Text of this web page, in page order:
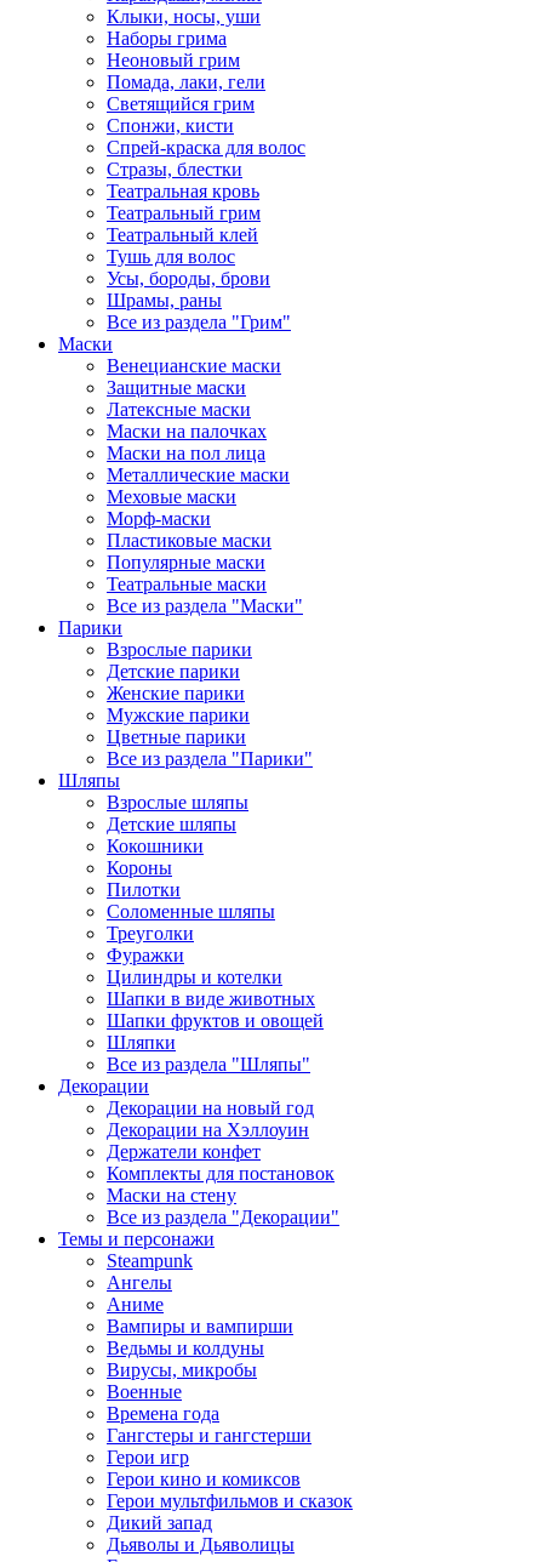
Клыки, носы, уши
Наборы грима
Неоновый грим
Помада, лаки, гели
Светящийся грим
Спонжи, кисти
Спрей-краска для волос
Стразы, блестки
Театральная кровь
Театральный грим
Театральный клей
Тушь для волос
Усы, бороды, брови
Шрамы, раны
Все из раздела "Грим"
Маски
Венецианские маски
Защитные маски
Латексные маски
Маски на палочках
Маски на пол лица
Металлические маски
Меховые маски
Морф-маски
Пластиковые маски
Популярные маски
Театральные маски
Все из раздела "Маски"
Парики
Взрослые парики
Детские парики
Женские парики
Мужские парики
Цветные парики
Все из раздела "Парики"
Шляпы
Взрослые шляпы
Детские шляпы
Кокошники
Короны
Пилотки
Соломенные шляпы
Треуголки
Фуражки
Цилиндры и котелки
Шапки в виде животных
Шапки фруктов и овощей
Шляпки
Все из раздела "Шляпы"
Декорации
Декорации на новый год
Декорации на Хэллоуин
Держатели конфет
Комплекты для постановок
Маски на стену
Все из раздела "Декорации"
Темы и персонажи
Steampunk
Ангелы
Аниме
Вампиры и вампирши
Ведьмы и колдуны
Вирусы, микробы
Военные
Времена года
Гангстеры и гангстерши
Герои игр
Герои кино и комиксов
Герои мультфильмов и сказок
Дикий запад
Дьяволы и Дьяволицы